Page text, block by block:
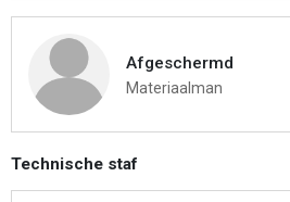
Afgeschermd
Materiaalman
Technische staf